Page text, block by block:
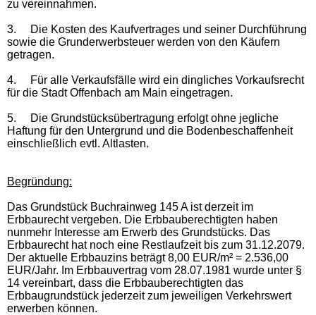
zu vereinnahmen.
3.
Die Kosten des Kaufvertrages und seiner Durchführung
sowie die Grunderwerbsteuer werden von den Käufern
getragen.
4.
Für alle Verkaufsfälle wird ein dingliches Vorkaufsrecht
für die Stadt Offenbach am Main eingetragen.
5.
Die Grundstücksübertragung erfolgt ohne jegliche
Haftung für den Untergrund und die Bodenbeschaffenheit
einschließlich evtl. Altlasten.
Begründung:
Das Grundstück Buchrainweg 145 A ist derzeit im
Erbbaurecht vergeben. Die Erbbauberechtigten haben
nunmehr Interesse am Erwerb des Grundstücks. Das
Erbbaurecht hat noch eine Restlaufzeit bis zum 31.12.2079.
Der aktuelle Erbbauzins beträgt 8,00 EUR/m² = 2.536,00
EUR/Jahr. Im Erbbauvertrag vom 28.07.1981 wurde unter §
14 vereinbart, dass die Erbbauberechtigten das
Erbbaugrundstück jederzeit zum jeweiligen Verkehrswert
erwerben können.